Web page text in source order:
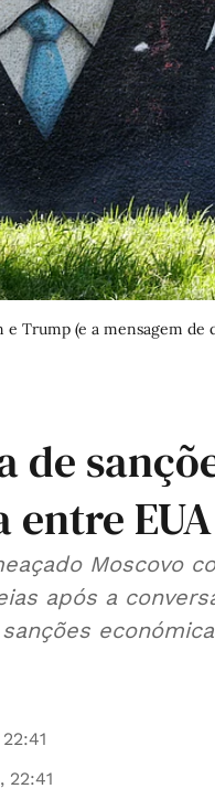
Trump (e a mensagem de
de
Moscovo
após a
22:41